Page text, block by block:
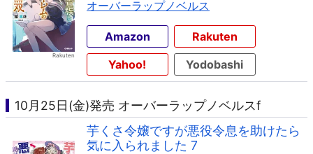
オーバーラップノベルス
Amazon
Rakuten
Yahoo!
Yodobashi
10月25日(金)発売 オーバーラップノベルスf
芋くさ令嬢ですが悪役令息を助けたら
気に入られました 7